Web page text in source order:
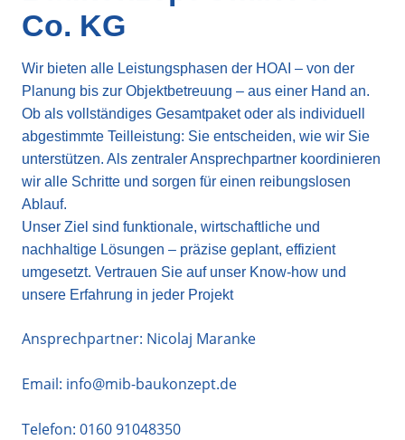
Co. KG
Wir bieten alle Leistungsphasen der HOAI – von der
Planung bis zur Objektbetreuung – aus einer Hand an.
Ob als vollständiges Gesamtpaket oder als individuell
abgestimmte Teilleistung: Sie entscheiden, wie wir Sie
unterstützen. Als zentraler Ansprechpartner koordinieren
wir alle Schritte und sorgen für einen reibungslosen
Ablauf.
Unser Ziel sind funktionale, wirtschaftliche und
nachhaltige Lösungen – präzise geplant, effizient
umgesetzt. Vertrauen Sie auf unser Know-how und
unsere Erfahrung in jeder Projekt
Ansprechpartner: Nicolaj Maranke
Email: info@mib-baukonzept.de
Telefon: 0160 91048350